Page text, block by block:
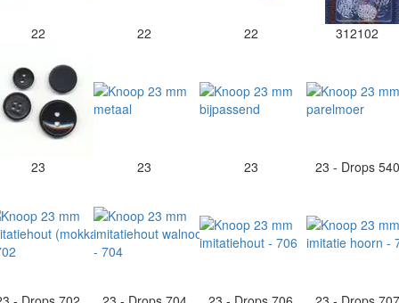
22 22 22 312102
23 23 23 23 - Drops